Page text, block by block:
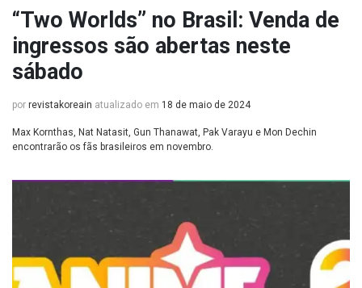
“Two Worlds” no Brasil: Venda de
ingressos são abertas neste
sábado
por revistakoreain atualizado em 18 de maio de 2024
Max Kornthas, Nat Natasit, Gun Thanawat, Pak Varayu e Mon Dechin
encontrarão os fãs brasileiros em novembro.